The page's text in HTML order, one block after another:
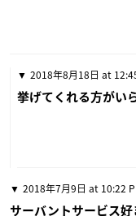
2018年8月18日 at
挙げてくれる方がい
2018年7月9日 at 10:22
サーバントサービス好